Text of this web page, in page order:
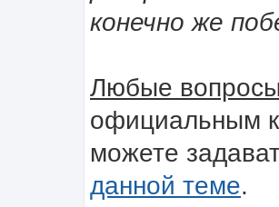
конечно же
Любые
официальным
можете
данной теме.